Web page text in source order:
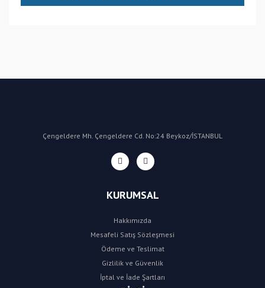
Çengeldere Mh. Çengeldere Cd. No:24 Beykoz/İSTANBUL
KURUMSAL
Hakkımızda
Mesafeli Satış Sözleşmesi
Ödeme ve Teslimat
Gizlilik ve Güvenlik
İptal ve İade Şartları